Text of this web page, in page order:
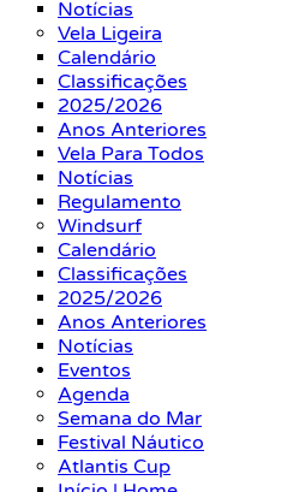
Notícias
Vela Ligeira
Calendário
Classificações
2025/2026
Anos Anteriores
Vela Para Todos
Notícias
Regulamento
Windsurf
Calendário
Classificações
2025/2026
Anos Anteriores
Notícias
Eventos
Agenda
Semana do Mar
Festival Náutico
Atlantis Cup